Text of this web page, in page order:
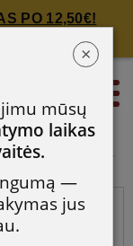
PO 12,50€!
×
mūsų
laikas
—
jus